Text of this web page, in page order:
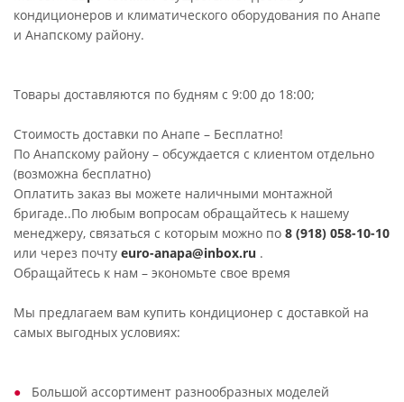
кондиционеров и климатического оборудования по Анапе
и Анапскому району.
Товары доставляются по будням с 9:00 до 18:00;
Стоимость доставки по Анапе – Бесплатно!
По Анапскому району – обсуждается с клиентом отдельно
(возможна бесплатно)
Оплатить заказ вы можете наличными монтажной
бригаде..По любым вопросам обращайтесь к нашему
менеджеру, связаться с которым можно по 8 (918) 058-10-10
или через почту euro-anapa@inbox.ru .
Обращайтесь к нам – экономьте свое время
Мы предлагаем вам купить кондиционер с доставкой на
самых выгодных условиях:
Большой ассортимент разнообразных моделей